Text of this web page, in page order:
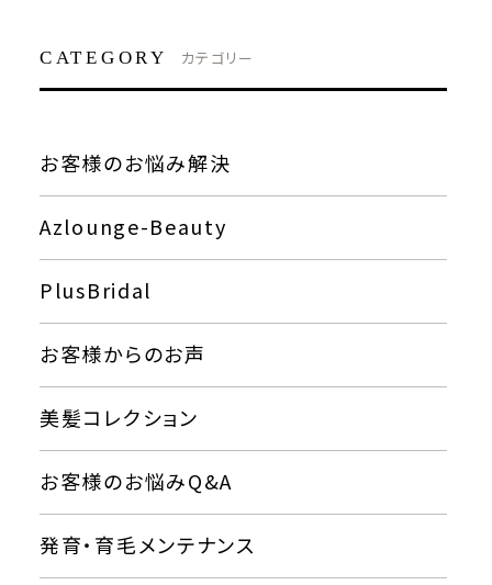
CATEGORY カテゴリー
お客様のお悩み解決
Azlounge-Beauty
PlusBridal
お客様からのお声
美髪コレクション
お客様のお悩みQ&A
発育・育毛メンテナンス